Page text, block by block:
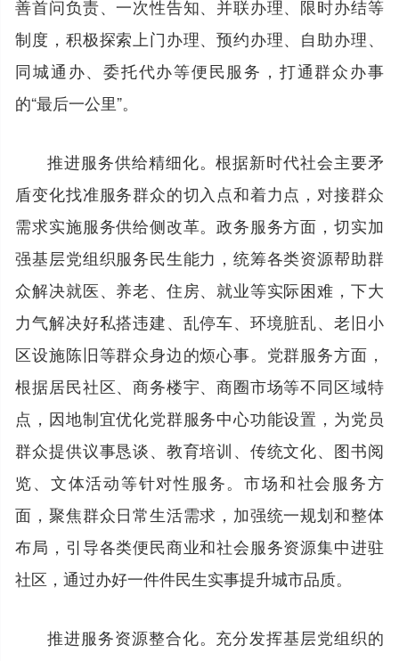
善首问负责、一次性告知、并联办理、限时办结等
制度，积极探索上门办理、预约办理、自助办理、
同城通办、委托代办等便民服务，打通群众办事
的“最后一公里”。
推进服务供给精细化。根据新时代社会主要矛
盾变化找准服务群众的切入点和着力点，对接群众
需求实施服务供给侧改革。政务服务方面，切实加
强基层党组织服务民生能力，统筹各类资源帮助群
众解决就医、养老、住房、就业等实际困难，下大
力气解决好私搭违建、乱停车、环境脏乱、老旧小
区设施陈旧等群众身边的烦心事。党群服务方面，
根据居民社区、商务楼宇、商圈市场等不同区域特
点，因地制宜优化党群服务中心功能设置，为党员
群众提供议事恳谈、教育培训、传统文化、图书阅
览、文体活动等针对性服务。市场和社会服务方
面，聚焦群众日常生活需求，加强统一规划和整体
布局，引导各类便民商业和社会服务资源集中进驻
社区，通过办好一件件民生实事提升城市品质。
推进服务资源整合化。充分发挥基层党组织的